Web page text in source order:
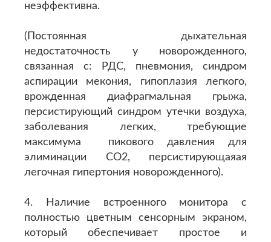
неэффективна.
(Постоянная дыхательная
недостаточность у новорожденного,
связанная с: РДС, пневмония, синдром
аспирации мекония, гипоплазия легкого,
врожденная диафрагмальная грыжа,
персистирующий синдром утечки воздуха,
заболевания легких, требующие
максимума пикового давления для
элиминации CO2, персистирующаяая
легочная гипертония новорожденного).
4. Наличие встроенного монитора с
полностью цветным сенсорным экраном,
который обеспечивает простое и